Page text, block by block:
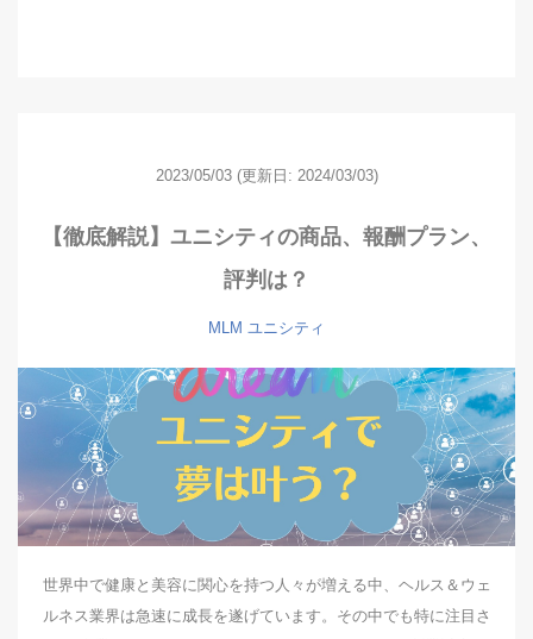
2023/05/03 (更新日: 2024/03/03)
【徹底解説】ユニシティの商品、報酬プラン、
評判は？
MLM ユニシティ
世界中で健康と美容に関心を持つ人々が増える中、ヘルス＆ウェ
ルネス業界は急速に成長を遂げています。その中でも特に注目さ